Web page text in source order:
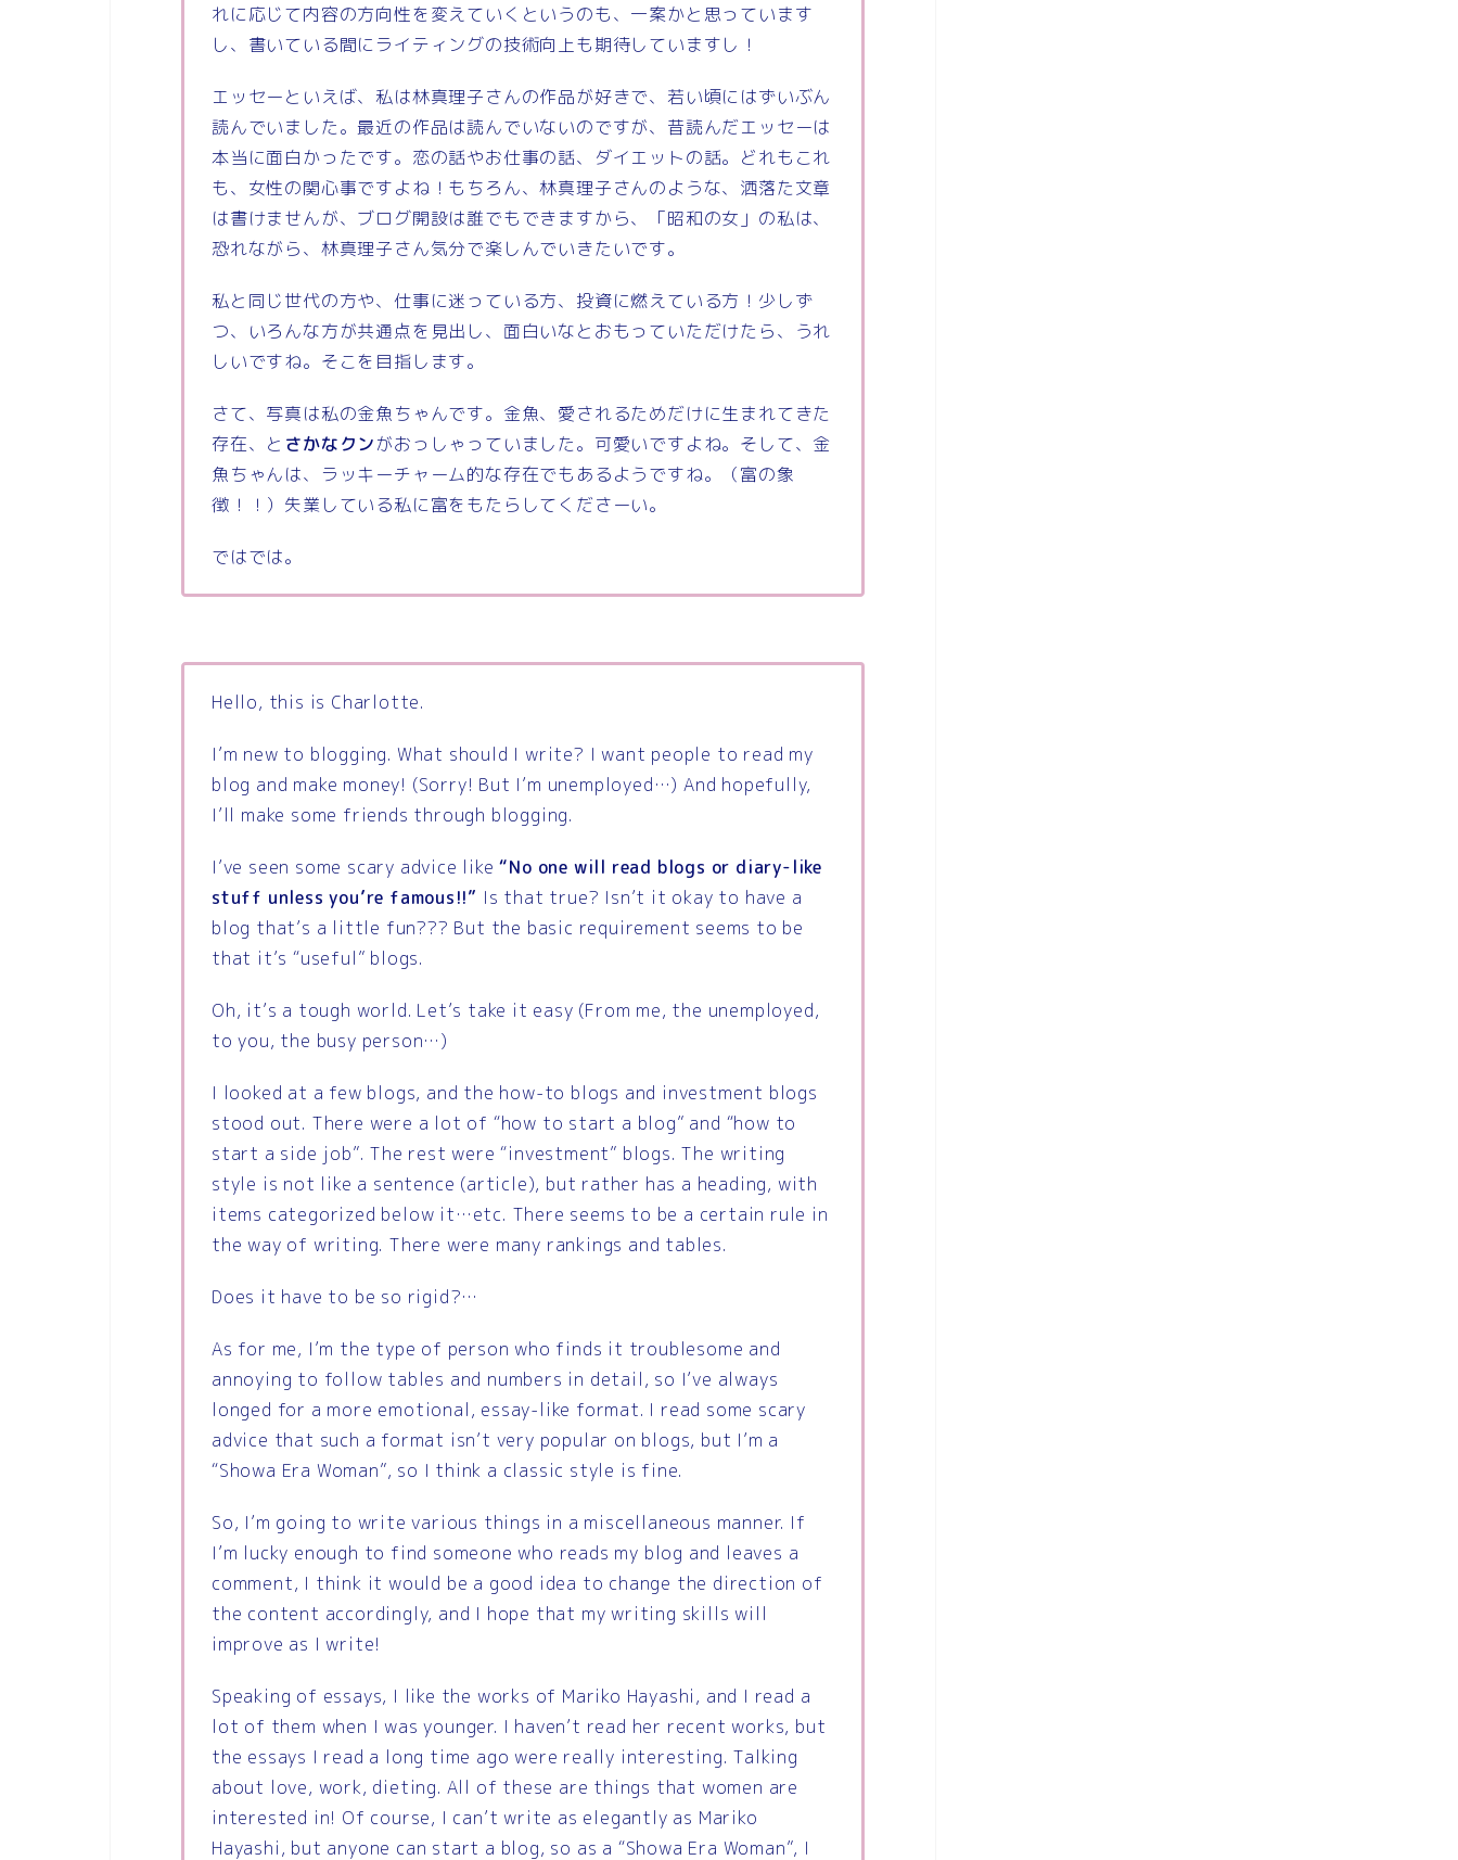
れに応じて内容の方向性を変えていくというのも、一案かと思っています
し、書いている間にライティングの技術向上も期待していますし！
エッセーといえば、私は林真理子さんの作品が好きで、若い頃にはずいぶん
読んでいました。最近の作品は読んでいないのですが、昔読んだエッセーは
本当に面白かったです。恋の話やお仕事の話、ダイエットの話。どれもこれ
も、女性の関心事ですよね！もちろん、林真理子さんのような、洒落た文章
は書けませんが、ブログ開設は誰でもできますから、「昭和の女」の私は、
恐れながら、林真理子さん気分で楽しんでいきたいです。
私と同じ世代の方や、仕事に迷っている方、投資に燃えている方！少しず
つ、いろんな方が共通点を見出し、面白いなとおもっていただけたら、うれ
しいですね。そこを目指します。
さて、写真は私の金魚ちゃんです。金魚、愛されるためだけに生まれてきた
存在、と さかなクンがおっしゃっていました。可愛いですよね。そして、金
魚ちゃんは、ラッキーチャーム的な存在でもあるようですね。（富の象
徴！！）失業している私に富をもたらしてくださーい。
ではでは。
Hello, this is Charlotte.
I’m new to blogging. What should I write? I want people to read my
blog and make money! (Sorry! But I’m unemployed…) And hopefully,
I’ll make some friends through blogging.
I’ve seen some scary advice like“No one will read blogs or diary-like
stuff unless you’re famous!!” Is that true? Isn’t it okay to have a
blog that’s a little fun??? But the basic requirement seems to be
that it’s “useful” blogs.
Oh, it’s a tough world. Let’s take it easy (From me, the unemployed,
to you, the busy person…)
I looked at a few blogs, and the how-to blogs and investment blogs
stood out. There were a lot of “how to start a blog” and “how to
start a side job”. The rest were “investment” blogs. The writing
style is not like a sentence (article), but rather has a heading, with
items categorized below it…etc. There seems to be a certain rule in
the way of writing. There were many rankings and tables.
Does it have to be so rigid?…
As for me, I’m the type of person who finds it troublesome and
annoying to follow tables and numbers in detail, so I’ve always
longed for a more emotional, essay-like format. I read some scary
advice that such a format isn’t very popular on blogs, but I’m a
“Showa Era Woman”, so I think a classic style is fine.
So, I’m going to write various things in a miscellaneous manner. If
I’m lucky enough to find someone who reads my blog and leaves a
comment, I think it would be a good idea to change the direction of
the content accordingly, and I hope that my writing skills will
improve as I write!
Speaking of essays, I like the works of Mariko Hayashi, and I read a
lot of them when I was younger. I haven’t read her recent works, but
the essays I read a long time ago were really interesting. Talking
about love, work, dieting. All of these are things that women are
interested in! Of course, I can’t write as elegantly as Mariko
Hayashi, but anyone can start a blog, so as a “Showa Era Woman”, I